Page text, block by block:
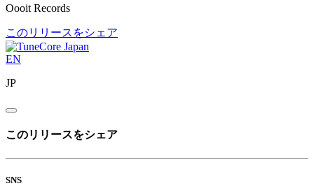
Oooit Records
このリリースをシェア
EN
JP
このリリースをシェア
SNS